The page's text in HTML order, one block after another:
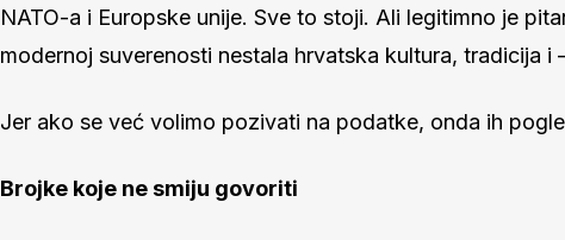
NATO-a i Europske unije. Sve to stoji. Ali legitimno je
modernoj suverenosti nestala hrvatska kultura, tradicija i
Jer ako se već volimo pozivati na podatke, onda ih
Brojke koje ne smiju govoriti